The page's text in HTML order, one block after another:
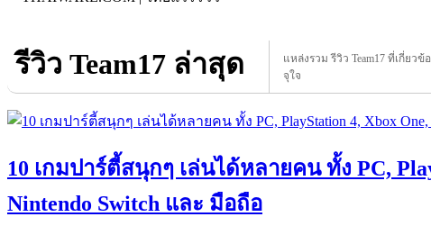
รีวิว Team17 ล่าสุด
แหล่งรวม รีวิว Team17 ที่เกี่ยว
จุใจ
10 เกมปาร์ตี้สนุกๆ เล่นได้หลายคน ทั้ง PC,
Nintendo Switch และ มือถือ